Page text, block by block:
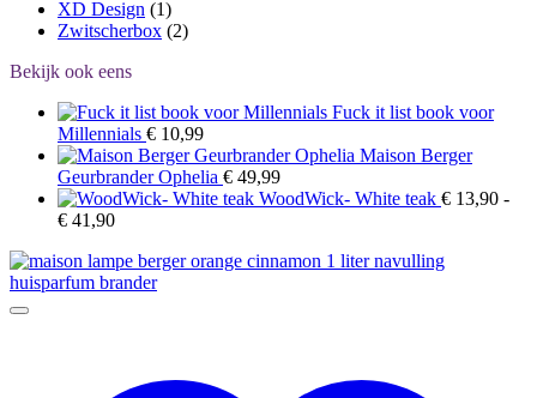
XD Design (1)
Zwitscherbox (2)
Bekijk ook eens
Fuck it list book voor
Millennials € 10,99
Maison Berger
Geurbrander Ophelia € 49,99
WoodWick- White teak € 13,90 -
€ 41,90Prijsklasse:
tot
€ 41,90